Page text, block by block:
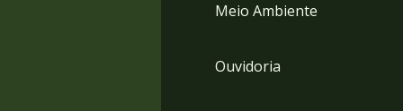
Meio Ambiente
Ouvidoria